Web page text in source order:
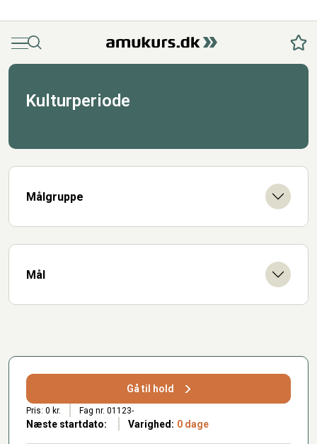
MenuSøg
Kulturperiode
Målgruppe
Mål
Gå til hold
Pris: 0 kr. Fag nr. 01123-
Næste startdato: Varighed: 0 dage